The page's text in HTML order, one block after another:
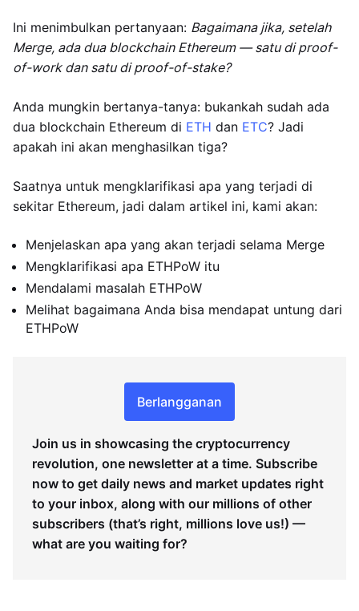
Ini menimbulkan pertanyaan: Bagaimana jika, setelah
Merge, ada dua blockchain Ethereum — satu di proof-
of-work dan satu di proof-of-stake?
Anda mungkin bertanya-tanya: bukankah sudah ada
dua blockchain Ethereum di ETH dan ETC? Jadi
apakah ini akan menghasilkan tiga?
Saatnya untuk mengklarifikasi apa yang terjadi di
sekitar Ethereum, jadi dalam artikel ini, kami akan:
Menjelaskan apa yang akan terjadi selama Merge
Mengklarifikasi apa ETHPoW itu
Mendalami masalah ETHPoW
Melihat bagaimana Anda bisa mendapat untung dari
ETHPoW
Berlangganan
Join us in showcasing the cryptocurrency
revolution, one newsletter at a time. Subscribe
now to get daily news and market updates right
to your inbox, along with our millions of other
subscribers (that’s right, millions love us!) —
what are you waiting for?